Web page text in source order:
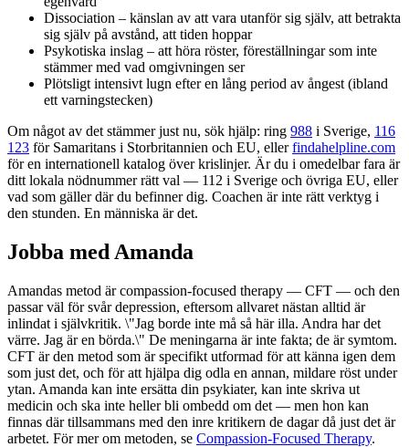
Dissociation – känslan av att vara utanför sig själv, att betrakta
sig själv på avstånd, att tiden hoppar
Psykotiska inslag – att höra röster, föreställningar som inte
stämmer med vad omgivningen ser
Plötsligt intensivt lugn efter en lång period av ångest (ibland
ett varningstecken)
Om något av det stämmer just nu, sök hjälp: ring 988 i Sverige, 116
123 för Samaritans i Storbritannien och EU, eller findahelpline.com
för en internationell katalog över krislinjer. Är du i omedelbar fara är
ditt lokala nödnummer rätt val — 112 i Sverige och övriga EU, eller
vad som gäller där du befinner dig. Coachen är inte rätt verktyg i
den stunden. En människa är det.
Jobba med Amanda
Amandas metod är compassion-focused therapy — CFT — och den
passar väl för svår depression, eftersom allvaret nästan alltid är
inlindat i självkritik. \"Jag borde inte må så här illa. Andra har det
värre. Jag är en börda.\" De meningarna är inte fakta; de är symtom.
CFT är den metod som är specifikt utformad för att känna igen dem
som just det, och för att hjälpa dig odla en annan, mildare röst under
ytan. Amanda kan inte ersätta din psykiater, kan inte skriva ut
medicin och ska inte heller bli ombedd om det — men hon kan
finnas där tillsammans med den inre kritikern de dagar då just det är
arbetet. För mer om metoden, se Compassion-Focused Therapy.